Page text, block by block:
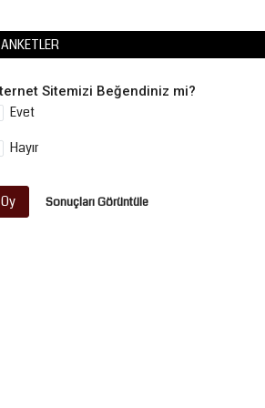
ANKETLER
Sitemizi Beğendiniz mi?
Evet
Hayır
Oy Sonuçları Görüntüle